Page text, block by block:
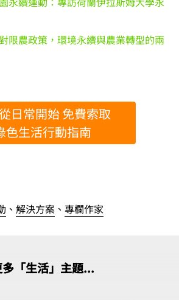
限農政策，環境永續與農業轉型的兩
日常開始 免費索取
色生活行動指南
、 解決方案 、 專欄作家
多「生活」主題...